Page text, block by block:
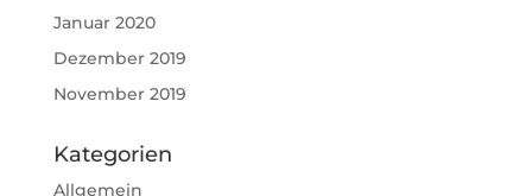
Januar 2020
Dezember 2019
November 2019
Kategorien
Allgemein